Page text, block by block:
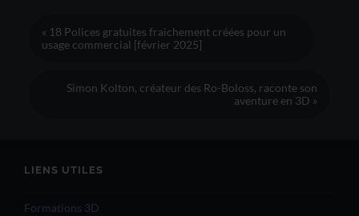
« 18 Polices gratuites fraichement créées pour un
usage commercial [février 2025]
Simon Kolton, créateur des Ro-Boloss, raconte son
aventure en 3D »
LIENS UTILES
Formations 3D